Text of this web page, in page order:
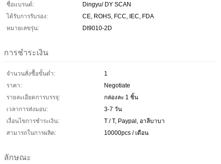
ชื่อแบรนด์:
Dingyu/ DY SCAN
ได้รับการรับรอง:
CE, ROHS, FCC, IEC, FDA
หมายเลขรุ่น:
DI9010-2D
การชำระเงิน
จำนวนสั่งซื้อขั้นต่ำ:
1
ราคา:
Negotiate
รายละเอียดการบรรจุ:
กล่องละ 1 ชิ้น
เวลาการส่งมอบ:
3-7 วัน
เงื่อนไขการชำระเงิน:
T / T, Paypal, อาลีบาบา
สามารถในการผลิต:
10000pcs / เดือน
ลักษณะ